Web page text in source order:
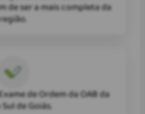
de ser a mais completa da
região.
de Ordem da OAB da
de Goiás.